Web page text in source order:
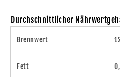
Durchschnittlicher
Brennwert
Fett